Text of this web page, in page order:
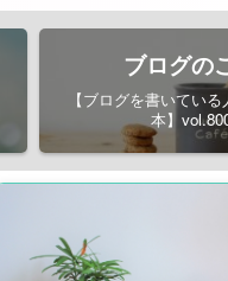
ブログの
【ブログを書いてい
本】